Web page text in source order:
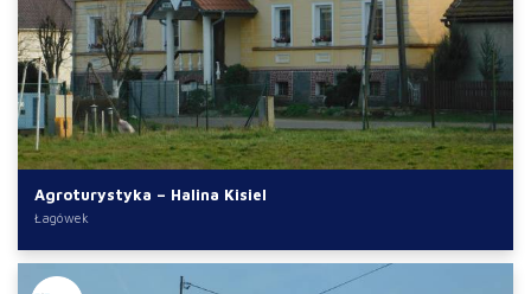
Agroturystyka – Halina Kisiel
Łagówek